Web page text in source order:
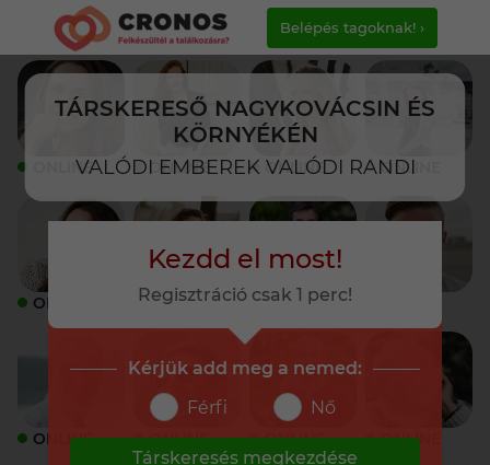
TÁRSKERESŐ NAGYKOVÁCSIN ÉS
KÖRNYÉKÉN
VALÓDI EMBEREK VALÓDI RANDI
Belépés tagoknak! ›
ONLINE ONLINE ONLINE ONLINE
ONLINE ONLINE ONLINE
ONLINE ONLINE ONLINE ONLINE
Kezdd el most!
Regisztráció csak 1 perc!
Kérjük add meg a nemed:
Férfi
Nő
Társkeresés megkezdése